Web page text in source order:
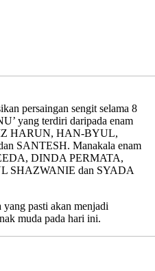
persaingan sengit selama 8
yang terdiri daripada enam
HARUN, HAN-BYUL,
SANTESH. Manakala enam
DINDA PERMATA,
SHAZWANIE dan SYADA
pasti akan menjadi
muda pada hari ini.